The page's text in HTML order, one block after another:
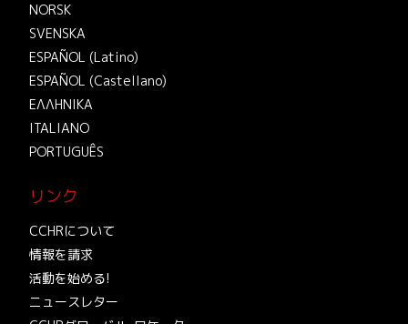
NORSK
SVENSKA
ESPAÑOL (Latino)
ESPAÑOL (Castellano)
ΕΛΛΗΝΙΚA
ITALIANO
PORTUGUÊS
リンク
CCHRについて
情報を請求
活動を始める!
ニュースレター